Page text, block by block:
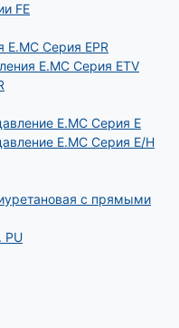
FE
Серия EPR
E.MC Серия ETV
E.MC Серия E
E.MC Серия E/H
с прямыми
РU